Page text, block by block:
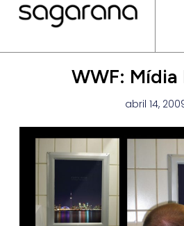
WWF: Mídia
abril 14,